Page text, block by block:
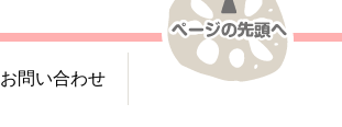
お問い合わせ